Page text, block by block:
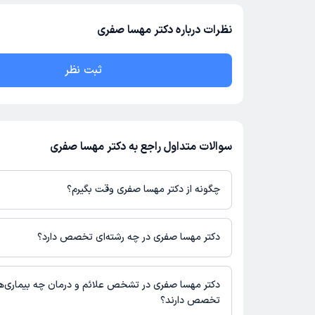
نظرات درباره دکتر مهسا صفری
ثبت نظر
سوالات متداول راجع به دکتر مهسا صفری
چگونه از دکتر مهسا صفری وقت بگیرم؟
در صورتی کهدکتر مهسا صفریدارای پروفایل فعال و نوبت‌دهی باز در
باشند، می‌توانید از طریق این پلتفرم برای دریافت نوبت اقدام کنید.
حضور در مطب، تصاویر پزشک، ساعات کاری و سایر اطلاعات مرتبط
نوبت‌گیری ممکن است در پروفایل ایشان در دکترتو در دسترس باشد
دکتر مهسا صفری در چه رشته‌ای تخصص دارد؟
دکتر مهسا صفری در رشته‌های زیر (پزشکی) تخصص دارند:
کودکان و اطفال
دکتر مهسا صفری در تشخص علائم و درمان چه
تخصص دارند؟